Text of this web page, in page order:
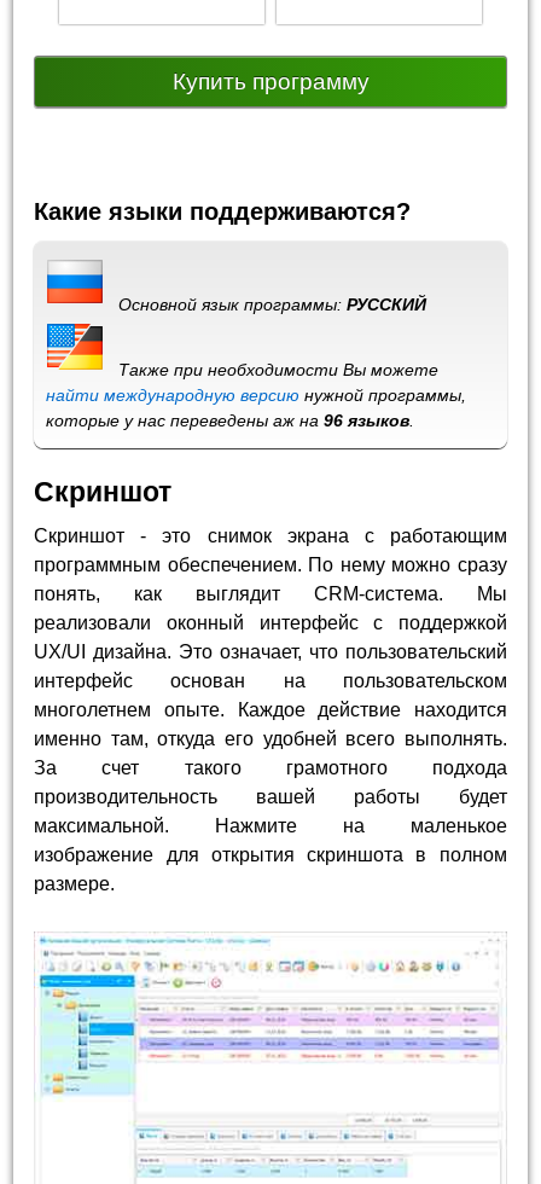
Купить программу
Какие языки поддерживаются?
Основной язык программы:РУССКИЙ
Также при необходимости Вы можете
найти международную версию нужной программы,
которые у нас переведены аж на96 языков
Скриншот
Скриншот - это снимок экрана с работающим
программным обеспечением. По нему можно сразу
понять, как выглядит CRM-система. Мы
реализовали оконный интерфейс с поддержкой
UX/UI дизайна. Это означает, что пользовательский
интерфейс основан на пользовательском
многолетнем опыте. Каждое действие находится
именно там, откуда его удобней всего выполнять.
За счет такого грамотного подхода
производительность вашей работы будет
максимальной. Нажмите на маленькое
изображение для открытия скриншота в полном
размере.